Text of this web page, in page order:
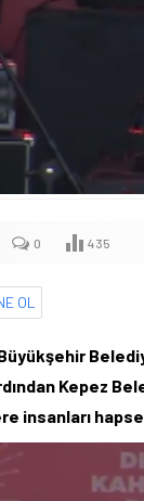
0 435
OL
Kepez
insanları